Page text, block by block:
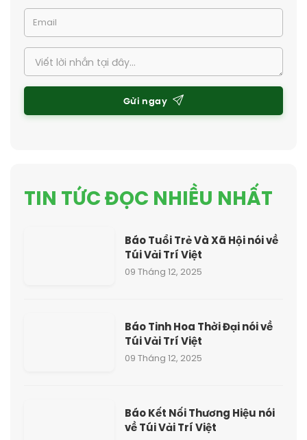
Gửi ngay
TIN TỨC ĐỌC NHIỀU NHẤT
Báo Tuổi Trẻ Và Xã Hội nói về
Túi Vải Trí Việt
09 Tháng 12, 2025
Báo Tinh Hoa Thời Đại nói về
Túi Vải Trí Việt
09 Tháng 12, 2025
Báo Kết Nối Thương Hiệu nói
về Túi Vải Trí Việt